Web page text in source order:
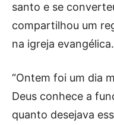
santo e se
compartilhou um
na igreja evangélica.
“Ontem foi um dia
Deus conhece a
quanto desejava